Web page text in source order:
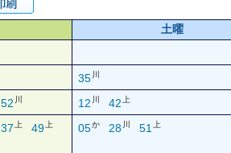
土曜
35 川
52 川 12 川 42 上
37 上 49 上 05か 28 川 51 上